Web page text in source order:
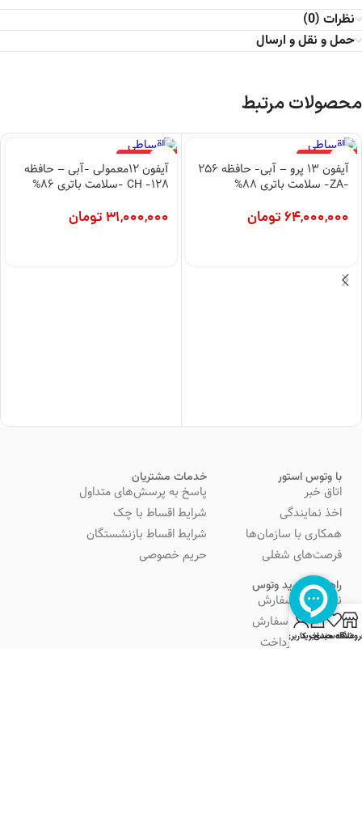
(کارکرده)
64,000,000تومان
(کارکرده)
31,000,000تومان
شیوه‌های پرداخت
آموزش
چک کردن اصالت آیفون
ساخت اپل آیدی
تشخیص ایرپاد اصل از فیک
اتصال مجدد آیفون 14 به بعد
علاقه مندی
0
سبد خرید
حساب کاربری من